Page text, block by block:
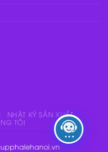
NHẬT KÝ SẢN XUẤT
TÔI